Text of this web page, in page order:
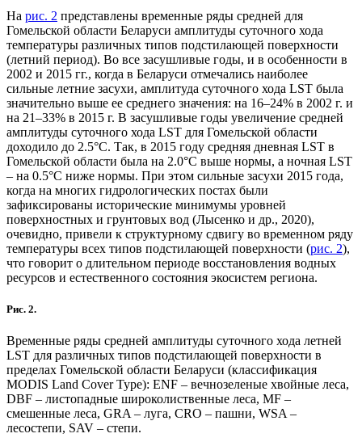
На рис. 2 представлены временные ряды средней для
Гомельской области Беларуси амплитуды суточного хода
температуры различных типов подстилающей поверхности
(летний период). Во все засушливые годы, и в особенности в
2002 и 2015 гг., когда в Беларуси отмечались наиболее
сильные летние засухи, амплитуда суточного хода LST была
значительно выше ее среднего значения: на 16–24% в 2002 г. и
на 21–33% в 2015 г. В засушливые годы увеличение средней
амплитуды суточного хода LST для Гомельской области
доходило до 2.5°С. Так, в 2015 году средняя дневная LST в
Гомельской области была на 2.0°С выше нормы, а ночная LST
– на 0.5°С ниже нормы. При этом сильные засухи 2015 года,
когда на многих гидрологических постах были
зафиксированы исторические минимумы уровней
поверхностных и грунтовых вод (Лысенко и др., 2020),
очевидно, привели к структурному сдвигу во временном ряду
температуры всех типов подстилающей поверхности (рис. 2),
что говорит о длительном периоде восстановления водных
ресурсов и естественного состояния экосистем региона.
Рис. 2.
Временные ряды средней амплитуды суточного хода летней
LST для различных типов подстилающей поверхности в
пределах Гомельской области Беларуси (классификация
MODIS Land Cover Type): ENF – вечнозеленые хвойные леса,
DBF – листопадные широколиственные леса, MF –
смешенные леса, GRA – луга, CRO – пашни, WSA –
лесостепи, SAV – степи.